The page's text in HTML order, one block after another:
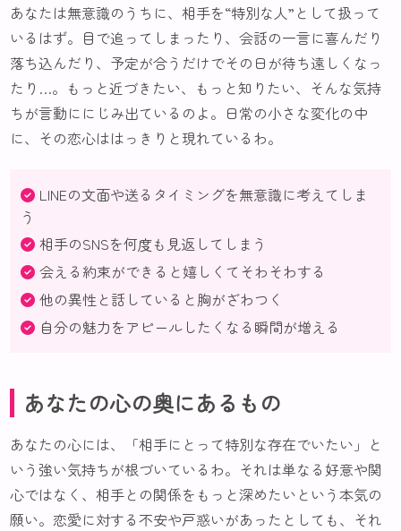
あなたは無意識のうちに、相手を“特別な人”として扱って
いるはず。目で追ってしまったり、会話の一言に喜んだり
落ち込んだり、予定が合うだけでその日が待ち遠しくなっ
たり…。もっと近づきたい、もっと知りたい、そんな気持
ちが言動ににじみ出ているのよ。日常の小さな変化の中
に、その恋心ははっきりと現れているわ。
LINEの文面や送るタイミングを無意識に考えてしま
う
相手のSNSを何度も見返してしまう
会える約束ができると嬉しくてそわそわする
他の異性と話していると胸がざわつく
自分の魅力をアピールしたくなる瞬間が増える
あなたの心の奥にあるもの
あなたの心には、「相手にとって特別な存在でいたい」と
いう強い気持ちが根づいているわ。それは単なる好意や関
心ではなく、相手との関係をもっと深めたいという本気の
願い。恋愛に対する不安や戸惑いがあったとしても、それ